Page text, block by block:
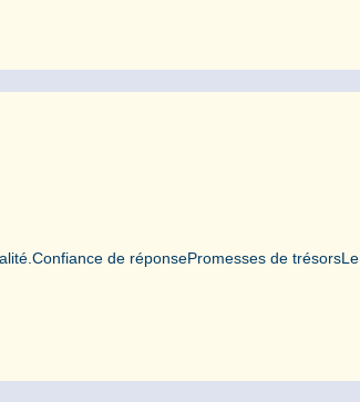
de réponsePromesses de trésorsLe